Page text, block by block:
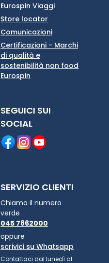
Eurospin Viaggi
Store locator
Comunicazioni
Certificazioni - Marchi
di qualità e
sostenibilità non food
Eurospin
SEGUICI SUI
SOCIAL
SERVIZIO CLIENTI
Chiama il numero
verde
045 7862000
oppure
scrivici su Whatsapp
Contattaci dal lunedì al